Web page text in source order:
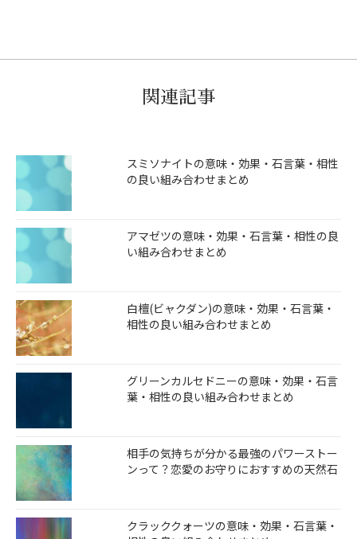
関連記事
スミソナイトの意味・効果・石言葉・相性
の良い組み合わせまとめ
アマゼツの意味・効果・石言葉・相性の良
い組み合わせまとめ
白檀(ビャクダン)の意味・効果・石言葉・
相性の良い組み合わせまとめ
グリーンカルセドニーの意味・効果・石言
葉・相性の良い組み合わせまとめ
相手の気持ちが分かる最強のパワーストー
ンって？恋愛のお守りにおすすめの天然石
クラッククォーツの意味・効果・石言葉・